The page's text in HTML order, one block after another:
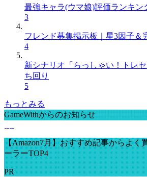
最強キャラ(ウマ娘)評価ランキン
3
フレンド募集掲示板｜星3因子＆
4
新シナリオ「らっしゃい！トレ
ち回り
5
もっとみる
GameWithからのお知らせ
【Amazon7月】おすすめ記事からよく
ーラーTOP4
PR